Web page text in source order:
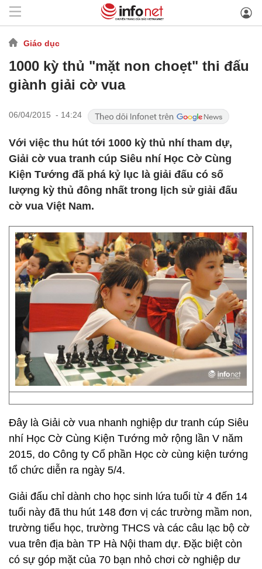
Giáo dục
1000 kỳ thủ "mặt non choẹt" thi đấu
giành giải cờ vua
06/04/2015 - 14:24
Với việc thu hút tới 1000 kỳ thủ nhí tham dự,
Giải cờ vua tranh cúp Siêu nhí Học Cờ Cùng
Kiện Tướng đã phá kỷ lục là giải đấu có số
lượng kỳ thủ đông nhất trong lịch sử giải đấu
cờ vua Việt Nam.
Đây là Giải cờ vua nhanh nghiệp dư tranh cúp Siêu
nhí Học Cờ Cùng Kiện Tướng mở rộng lần V năm
2015, do Công ty Cổ phần Học cờ cùng kiện tướng
tổ chức diễn ra ngày 5/4.
Giải đấu chỉ dành cho học sinh lứa tuổi từ 4 đến 14
tuổi này đã thu hút 148 đơn vị các trường mầm non,
trường tiểu học, trường THCS và các câu lạc bộ cờ
vua trên địa bàn TP Hà Nội tham dự. Đặc biệt còn
có sự góp mặt của 70 bạn nhỏ chơi cờ nghiệp dư